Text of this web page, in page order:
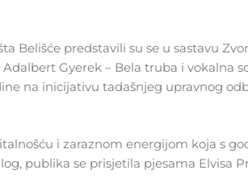
Belišće predstavili su se u sastavu
Gyerek – Bela truba i vokalna
na inicijativu tadašnjeg upravnog
i zaraznom energijom koja s
publika se prisjetila pjesama Elvisa